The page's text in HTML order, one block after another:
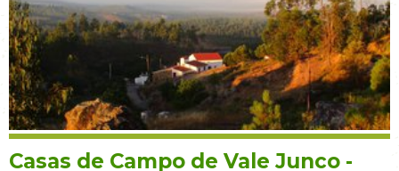
Casas de Campo de Vale Junco -